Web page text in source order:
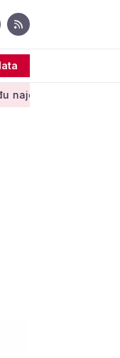
izrazima Europe'